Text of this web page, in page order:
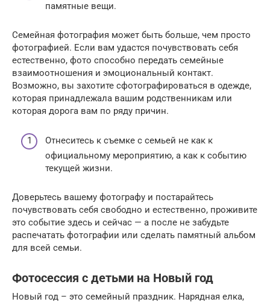
памятные вещи.
Семейная фотография может быть больше, чем просто
фотографией. Если вам удастся почувствовать себя
естественно, фото способно передать семейные
взаимоотношения и эмоциональный контакт.
Возможно, вы захотите сфотографироваться в одежде,
которая принадлежала вашим родственникам или
которая дорога вам по ряду причин.
Отнеситесь к съемке с семьей не как к
официальному мероприятию, а как к событию
текущей жизни.
Доверьтесь вашему фотографу и постарайтесь
почувствовать себя свободно и естественно, проживите
это событие здесь и сейчас — а после не забудьте
распечатать фотографии или сделать памятный альбом
для всей семьи.
Фотосессия с детьми на Новый год
Новый год – это семейный праздник. Нарядная елка,